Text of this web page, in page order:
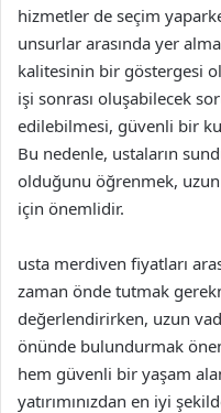
hizmetler de seçim
unsurlar arasında yer
kalitesinin bir göstergesi
işi sonrası oluşabilecek
edilebilmesi, güvenli bir
Bu nedenle, ustaların
olduğunu öğrenmek,
için önemlidir.
usta merdiven fiyatları
zaman önde tutmak
değerlendirirken, uzun
önünde bulundurmak
hem güvenli bir yaşam
yatırımınızdan en iyi